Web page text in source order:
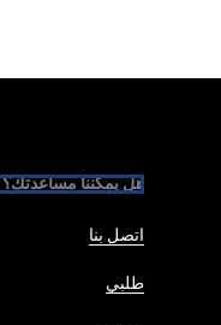
هل يمكننا مساعدتك؟
اتصل بنا
طلبي